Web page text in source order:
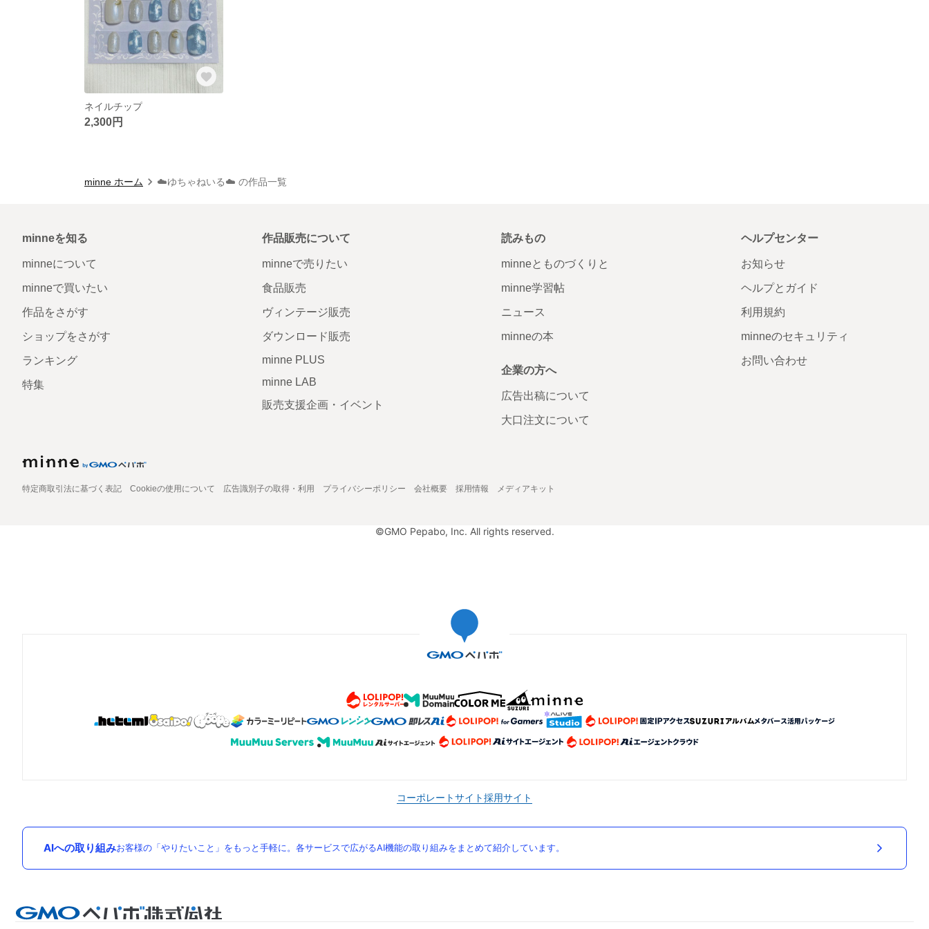
ネイルチップ
2,300円
minne ホーム ☁️ゆちゃねいる☁️ の作品一覧
minneを知る
minneについて
minneで買いたい
作品をさがす
ショップをさがす
ランキング
特集
作品販売について
minneで売りたい
食品販売
ヴィンテージ販売
ダウンロード販売
minne PLUS
minne LAB
販売支援企画・イベント
読みもの
minneとものづくりと
minne学習帖
ニュース
minneの本
企業の方へ
広告出稿について
大口注文について
ヘルプセンター
お知らせ
ヘルプとガイド
利用規約
minneのセキュリティ
お問い合わせ
特定商取引法に基づく表記 Cookieの使用について 広告識別子の取得・利用 プライバシーポリシー 会社概要 採用情報 メディアキット
©GMO Pepabo, Inc. All rights reserved.
コーポレートサイト採用サイト
AIへの取り組みお客様の「やりたいこと」をもっと手軽に。各サービスで広がるAI機能の取り組みをまとめて紹介しています。